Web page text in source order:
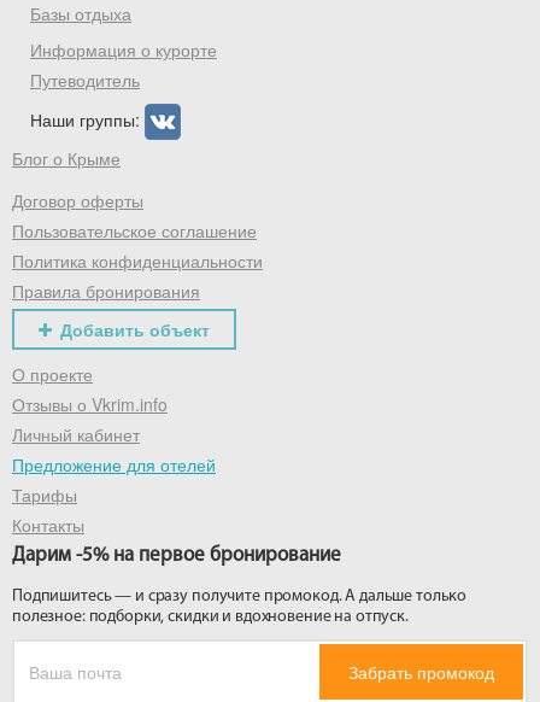
Базы отдыха
Информация о курорте
Путеводитель
Наши группы:
Блог о Крыме
Договор оферты
Пользовательское соглашение
Политика конфиденциальности
Правила бронирования
Добавить объект
О проекте
Отзывы о Vkrim.info
Личный кабинет
Предложение для отелей
Тарифы
Контакты
Дарим -5% на первое бронирование
Подпишитесь — и сразу получите промокод. А дальше только
полезное: подборки, скидки и вдохновение на отпуск.
Забрать промокод
Скидка −5%
Хочешь дешевле? Оставь почту и получи
промокод на первое бронирование!